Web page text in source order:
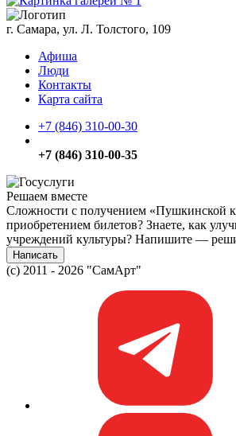
г. Самара, ул. Л. Толстого, 109
Афиша
Люди
Контакты
Карта сайта
+7 (846) 310-00-30
+7 (846) 310-00-35
Решаем вместе
Сложности с получением «Пушкинской
приобретением билетов? Знаете, как
учреждений культуры? Напишите —
Написать
(c) 2011 - 2026 "СамАрт"